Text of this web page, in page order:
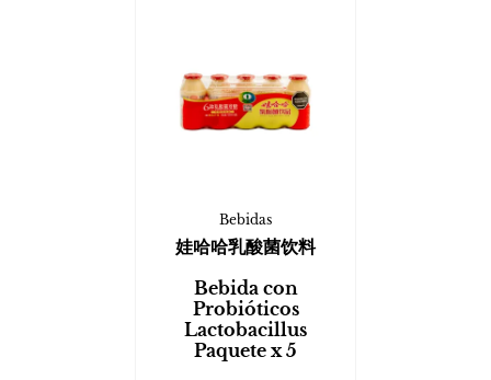
Bebidas
娃哈哈乳酸菌饮料
Bebida con
Probióticos
Lactobacillus
Paquete x 5